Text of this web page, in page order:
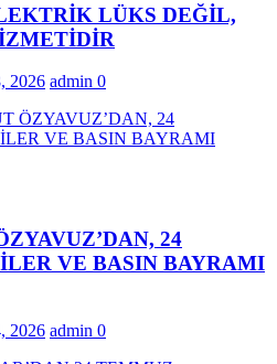
LÜKS DEĞİL,
2026 admin 0
24
VE BASIN BAYRAMI
2026 admin 0